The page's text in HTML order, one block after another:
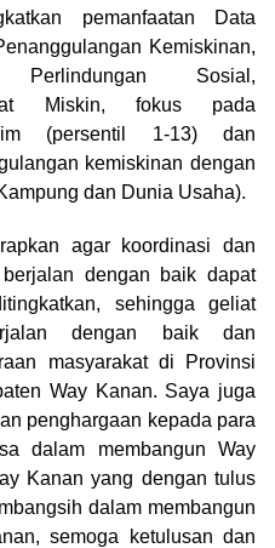
pemanfaatan Data
Kemiskinan,
Perlindungan Sosial,
Miskin, fokus pada
(persentil 1-13) dan
kemiskinan dengan
dan Dunia Usaha).
agar koordinasi dan
dengan baik dapat
sehingga geliat
dengan baik dan
masyarakat di Provinsi
Way Kanan. Saya juga
penghargaan kepada para
dalam membangun Way
Kanan yang dengan tulus
dalam membangun
semoga ketulusan dan